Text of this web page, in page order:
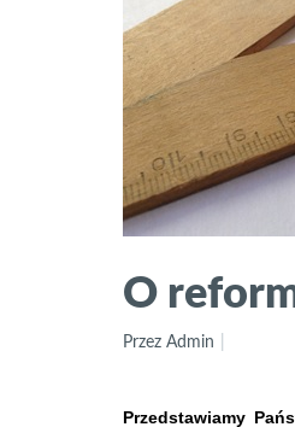
O
Przez Admin
Przedstawiamy